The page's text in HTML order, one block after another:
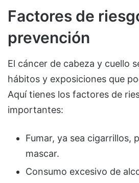
Factores de
prevención
El cáncer de cabeza y cuello
hábitos y exposiciones que
Aquí tienes los factores de
importantes:
Fumar, ya sea cigarrillos,
mascar.
Consumo excesivo de